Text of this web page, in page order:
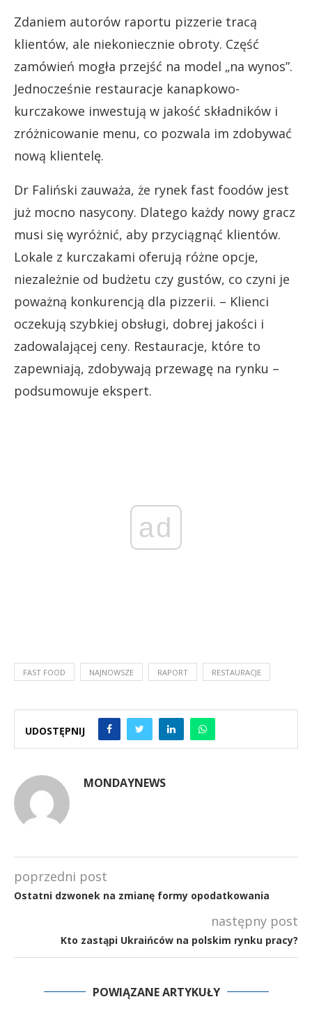
Zdaniem autorów raportu pizzerie tracą
klientów, ale niekoniecznie obroty. Część
zamówień mogła przejść na model „na wynos”.
Jednocześnie restauracje kanapkowo-
kurczakowe inwestują w jakość składników i
zróżnicowanie menu, co pozwala im zdobywać
nową klientelę.
Dr Faliński zauważa, że rynek fast foodów jest
już mocno nasycony. Dlatego każdy nowy gracz
musi się wyróżnić, aby przyciągnąć klientów.
Lokale z kurczakami oferują różne opcje,
niezależnie od budżetu czy gustów, co czyni je
poważną konkurencją dla pizzerii. – Klienci
oczekują szybkiej obsługi, dobrej jakości i
zadowalającej ceny. Restauracje, które to
zapewniają, zdobywają przewagę na rynku –
podsumowuje ekspert.
ad
FAST FOOD NAJNOWSZE RAPORT RESTAURACJE
UDOSTĘPNIJ
MONDAYNEWS
poprzedni post
Ostatni dzwonek na zmianę formy opodatkowania
następny post
Kto zastąpi Ukraińców na polskim rynku pracy?
POWIĄZANE ARTYKUŁY